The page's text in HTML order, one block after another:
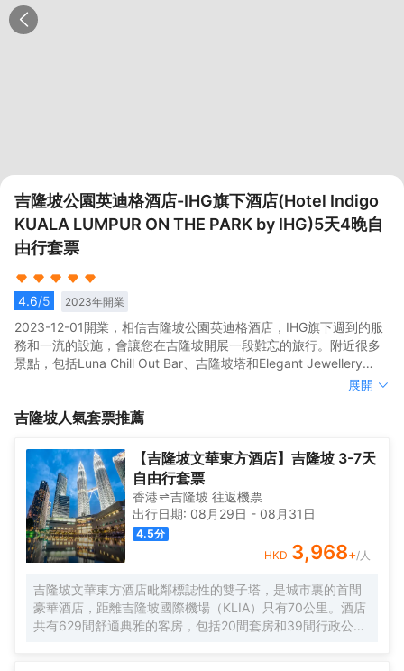
吉隆坡公園英迪格酒店-IHG旗下酒店(Hotel Indigo
KUALA LUMPUR ON THE PARK by IHG)5天4晚自
由行套票
4.6/5 2023年開業
2023-12-01開業，相信吉隆坡公園英迪格酒店，IHG旗下週到的服
務和一流的設施，會讓您在吉隆坡開展一段難忘的旅行。附近很多
景點，包括Luna Chill Out Bar、吉隆坡塔和Elegant Jewellery
Studio都離酒店不遠。</br>浴室內提供拖鞋和24小時熱水，讓您
休憩放鬆。如果您喜歡安靜的用餐，酒店可以提供房間送餐服務。
薦美味-香蘭葉蛋奶煎糕，SUSHI TAKA（日本料理）提供的鰻魚壽
司備受好評，Fuego at Troika Sky Dining（拉美料理）的pickled
prawn guacamole也是來這裏遊玩不容錯過的美味。</br>客人可
以在酒店盡情的享受各種體育設施，如在健身室鍛鍊。酒店的會議
廳提供優質服務，是眾多商旅客選擇入住這裏的原因。提供乾洗服
務，為您的旅途省心。
2023-12-01開業，相信吉隆坡公園英迪格酒店，IHG旗下週到的服
景點，包括Luna Chill Out Bar、吉隆坡塔和Elegant Jewellery
感受到賓至如歸的享受。可以去酒店咖啡廳，舒適的環境，可供您
休憩放鬆。如果您喜歡安靜的用餐，酒店可以提供房間送餐服務。
除此之外，周邊餐飲種類繁多。香蘭葉（麪包甜點）供應一流的推
薦美味-香蘭葉蛋奶煎糕，SUSHI TAKA（日本料理）提供的鰻魚壽
司備受好評，Fuego at Troika Sky Dining（拉美料理）的pickled
prawn guacamole也是來這裏遊玩不容錯過的美味。</br>客人可
以在酒店盡情的享受各種體育設施，如在健身室鍛鍊。酒店的會議
務，為您的旅途省心。
展開
吉隆坡人氣套票推薦
【吉隆坡文華東方酒店】吉隆坡 3-7天
自由行套票
香港 吉隆坡 往返機票
出行日期: 08月29日 - 08月31日
4.5分
HKD 3,968+/人
吉隆坡文華東方酒店毗鄰標誌性的雙子塔，是城市裏的首間
豪華酒店，距離吉隆坡國際機場（KLIA）只有70公里。酒店
共有629間舒適典雅的客房，包括20間套房和39間行政公